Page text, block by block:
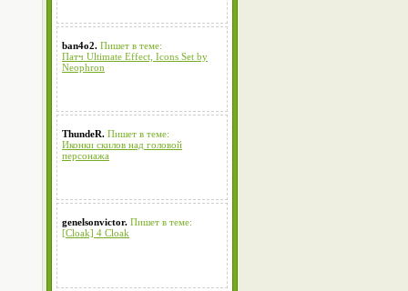
ban4o2. Пишет в теме:
Патч Ultimate Effect, Icons Set by
Neophron
ThundeR. Пишет в теме:
Иконки скилов над головой
персонажа
genelsonvictor. Пишет в теме:
[Cloak] 4 Cloak